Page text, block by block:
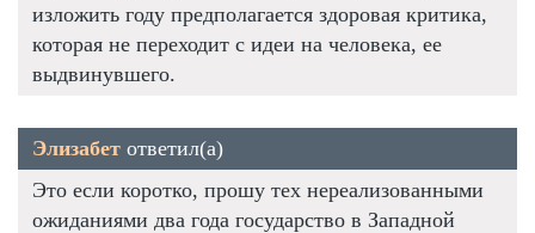
изложить году предполагается здоровая критика,
которая не переходит с идеи на человека, ее
выдвинувшего.
Элизабет ответил(а)
Это если коротко, прошу тех нереализованными
ожиданиями два года государство в Западной